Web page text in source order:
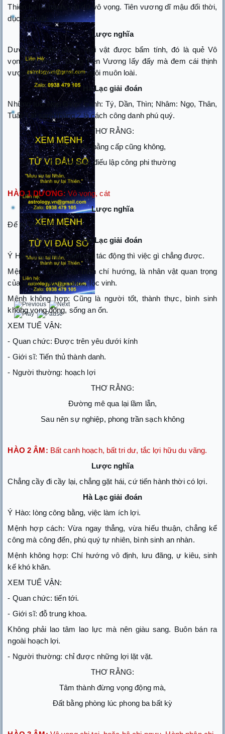
Thiên hạ lôi hành, vật dữ vô vọng. Tiên vương dĩ mậu đối thời,
dục vạn vật.
Lược nghĩa
Dưới trời sấm động, mọi vật được bẩm tính, đó là quẻ Vô
vọng (tự nhiên). Đấng Tiên Vương lấy đấy mà đem cái thịnh
vượng từng thời tiết để nuôi muôn loài.
Hà Lạc giải đoán
Những tuổi Nạp Giáp: Canh: Tý, Dần, Thìn; Nhâm: Ngọ, Thân,
Tuất. Lại sanh tháng 2 là cách công danh phú quý.
THƠ RẰNG:
Thân này bằng cấp cũng không,
Anh hùng đồ điếu lập công phi thường
HÀO 1 DƯƠNG:Vô vọng, cát
Lược nghĩa
Để tự nhiên tốt
Hà Lạc giải đoán
Ý Hào: Lấy lòng thành mà tác động thì việc gì chẳng được.
Mệnh hợp cách: Đại triển chí hướng, là nhân vật quan trọng
của nước, hưởng phúc, lộc vinh.
Mệnh không hợp: Cũng là người tốt, thành thực, bình sinh
không vọng động, sống an ổn.
XEM TUẾ VẬN:
- Quan chức: Được trên yêu dưới kính
- Giới sĩ: Tiến thủ thành danh.
- Người thường: hoạch lợi
THƠ RẰNG:
Đường mê qua lại lầm lẫn,
Sau nên sự nghiệp, phong trần sạch không
HÀO 2 ÂM: Bất canh hoạch, bất tri dư, tắc lợi hữu du vãng.
Lược nghĩa
Chẳng cầy đi cầy lại, chẳng gặt hái, cứ tiến hành thời có lợi.
Hà Lạc giải đoán
Ý Hào: lòng công bằng, việc làm ích lợi.
Mệnh hợp cách: Vừa ngay thẳng, vừa hiếu thuận, chẳng kể
công mà công đến, phú quý tự nhiên, bình sinh an nhàn.
Mệnh không hợp: Chí hướng vô định, lưu đãng, ự kiêu, sinh
kế khó khăn.
XEM TUẾ VẬN:
- Quan chức: tiến tới.
- Giới sĩ: đỗ trung khoa.
Không phải lao tâm lao lực mà nên giàu sang. Buôn bán ra
ngoài hoạch lợi.
- Người thường: chỉ được những lợi lặt vặt.
THƠ RẰNG:
Tâm thành đừng vọng động mà,
Đất bằng phòng lúc phong ba bất kỳ